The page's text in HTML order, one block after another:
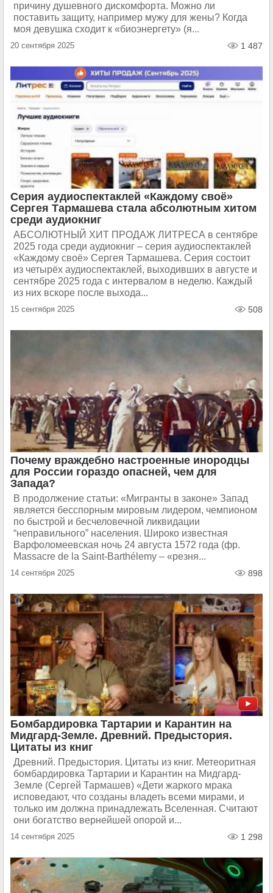
причину душевного дискомфорта. Можно ли
поставить защиту, например мужу для жены? Когда
моя девушка сходит к «биоэнергету» (я...
20 сентября 2025 1 487
Серия аудиоспектаклей «Каждому своё»
Сергея Тармашева стала абсолютным хитом
среди аудиокниг
АБСОЛЮТНЫЙ ХИТ ПРОДАЖ ЛИТРЕСА в сентябре
2025 года среди аудиокниг – серия аудиоспектаклей
«Каждому своё» Сергея Тармашева. Серия состоит
из четырёх аудиоспектаклей, выходивших в августе и
сентябре 2025 года с интервалом в неделю. Каждый
из них вскоре после выхода...
15 сентября 2025 508
Почему враждебно настроенные инородцы
для России гораздо опасней, чем для
Запада?
В продолжение статьи: «Мигранты в законе» Запад
является бесспорным мировым лидером, чемпионом
по быстрой и бесчеловечной ликвидации
“неправильного” населения. Широко известная
Варфоломеевская ночь 24 августа 1572 года (фр.
Massacre de la Saint-Barthélemy – «резня...
14 сентября 2025 898
Бомбардировка Тартарии и Карантин на
Мидгард-Земле. Древний. Предыстория.
Цитаты из книг
Древний. Предыстория. Цитаты из книг. Метеоритная
бомбардировка Тартарии и Карантин на Мидгард-
Земле (Сергей Тармашев) «Дети жаркого мрака
исповедают, что созданы владеть всеми мирами, и
только им должна принадлежать Вселенная. Считают
они богатство вернейшей опорой и...
14 сентября 2025 1 298